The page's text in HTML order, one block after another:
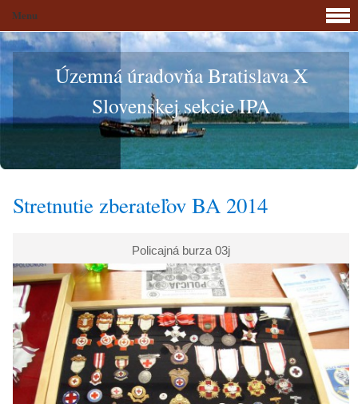
Územná úradovňa Bratislava X
Slovenskej sekcie IPA
Stretnutie zberateľov BA 2014
Policajná burza 03j
Menu